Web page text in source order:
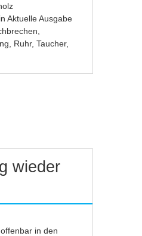
Aktuelle Ausgabe
Ruhr,Taucher,
wieder
in den